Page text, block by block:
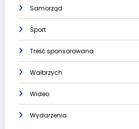
Samorząd
Sport
Treść sponsorowana
Wałbrzych
Wideo
Wydarzenia